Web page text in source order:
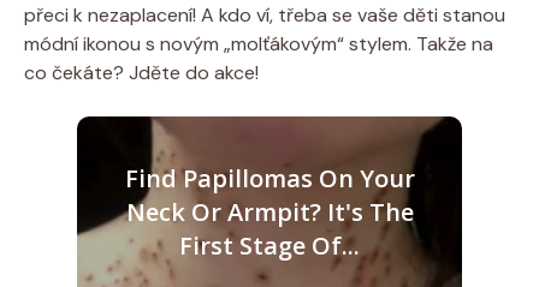
přeci k nezaplacení! A kdo ví, třeba se vaše děti stanou
módní ikonou s novým „molťákovým“ stylem. Takže na
co čekáte? Jděte do akce!
Find Papillomas On Your
Neck Or Armpit? It's The
First Stage Of...